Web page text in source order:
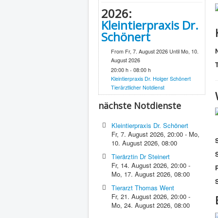
2026:
Kleintierpraxis Dr.
Schönert
From Fr, 7. August 2026 Until Mo, 10.
August 2026
20:00 h - 08:00 h
Kleintierpraxis Dr. Holger Schönert
Tierärztlicher Notdienst
nächste Notdienste
Kleintierpraxis Dr. Schönert
Fr, 7. August 2026,20:00 - Mo,
10. August 2026,08:00
Tierärztin Dr Steinert
Fr, 14. August 2026,20:00 -
Mo, 17. August 2026,08:00
Tierarzt Thomas Went
Fr, 21. August 2026,20:00 -
Mo, 24. August 2026,08:00